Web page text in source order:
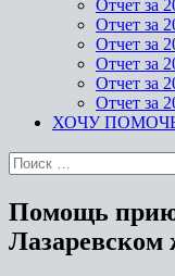
Отчет за
Отчет за
Отчет за
Отчет за
Отчет за
Отчет за
ХОЧУ
Помощь
Лазаревском